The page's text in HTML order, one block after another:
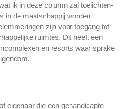
ik in deze column zal toelichten-
in de maatschappij worden
zijn voor toegang tot
ruimtes. Dit heeft een
en resorts waar sprake
eigenaar die een gehandicapte